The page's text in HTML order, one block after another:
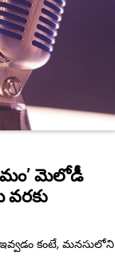
మెలోడీ
వరకు
కంటే, మనసులోని